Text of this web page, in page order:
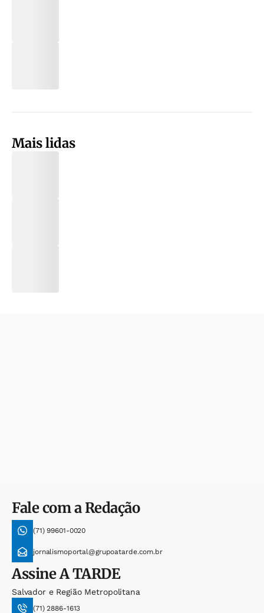
Mais lidas
Fale com a Redação
(71) 99601-0020
jornalismoportal@grupoatarde.com.br
AssineA TARDE
Salvador e Região Metropolitana
(71) 2886-1613